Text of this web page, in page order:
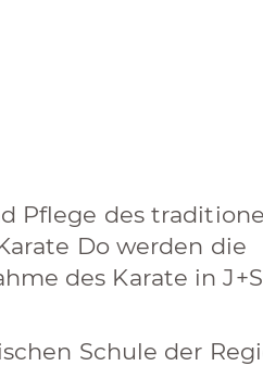
Pflege des
Do werden die
des Karate in
Schule der